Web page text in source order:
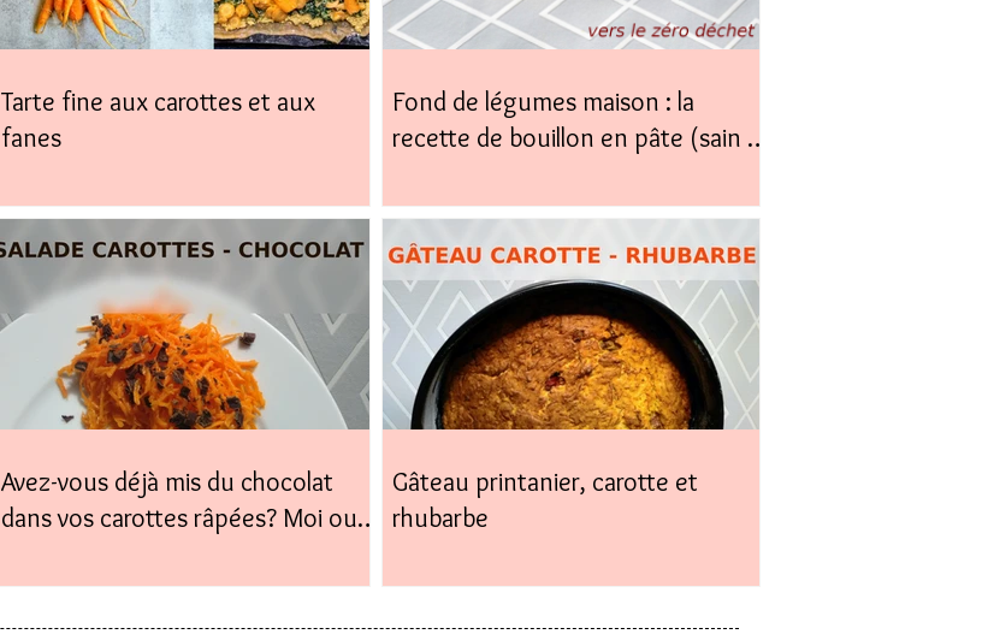
Tarte fine aux carottes et aux
fanes
Fond de légumes maison : la
recette de bouillon en pâte (sain &
Avez-vous déjà mis du chocolat
dans vos carottes râpées? Moi oui,
Gâteau printanier, carotte et
rhubarbe